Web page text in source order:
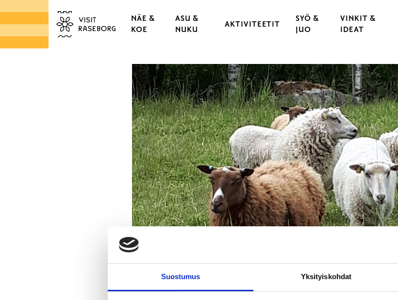
Suostumus Yksityiskohdat
NÄE &
KOE
TAMMISAAREN VANHA KAUPUNKI
KAUPUNGINOSAT & KYLÄT
LUONTO
SAARISTO
TORIT & LÄHIRUOKA
DESIGN & KÄSITYÖ
MUISTOMERKIT & VEISTOKSET
ASU &
NUKU
AKTIVITEETIT
LIIKUNTA & URHEILU
ULKOILU & LUONTOELÄMYKSET
OPASTUKSET
LASTEN JA NUORTEN RAASEPORI
PYÖRÄILY
SAARISTO & VENEILY
SYÖ &
JUO
KAHVILAT
CATERING
VINKIT &
IDEAT